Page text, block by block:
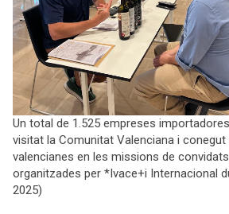
Un total de 1.525 empreses
visitat la Comunitat Valenciana i
valencianes en les missions de
organitzades per *Ivace+i Internacional
2025)